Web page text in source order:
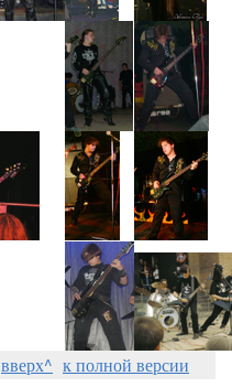
вверх^ к полной версии